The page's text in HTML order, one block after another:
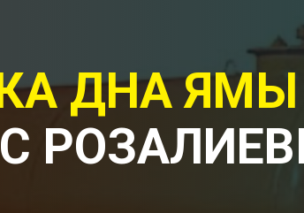
ДНА